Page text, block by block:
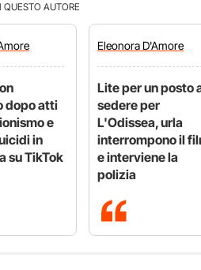
QUESTO AUTORE
dopo atti
e
in
su TikTok
EleonoraD'Amore
Lite per un posto
sedere per
L'Odissea, urla
interrompono il
e interviene la
polizia